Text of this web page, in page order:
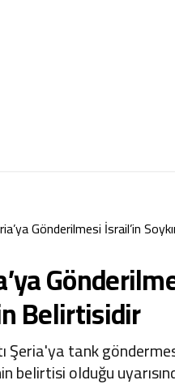
Gönderilmesi İsrail’in
Belirtisidir
tank
belirtisi olduğu